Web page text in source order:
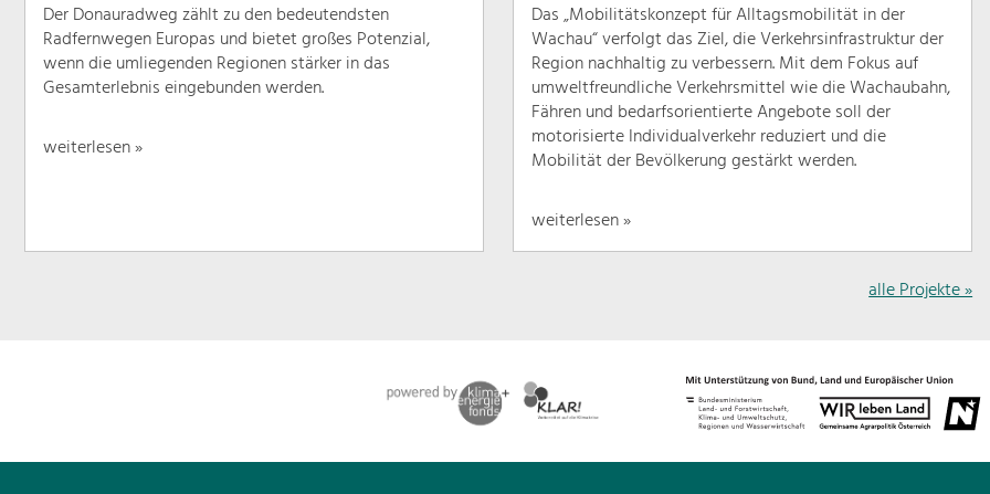
Der Donauradweg zählt zu den bedeutendsten
Radfernwegen Europas und bietet großes Potenzial,
wenn die umliegenden Regionen stärker in das
Gesamterlebnis eingebunden werden.
weiterlesen »
Das „Mobilitätskonzept für Alltagsmobilität in der
Wachau“ verfolgt das Ziel, die Verkehrsinfrastruktur der
Region nachhaltig zu verbessern. Mit dem Fokus auf
umweltfreundliche Verkehrsmittel wie die Wachaubahn,
Fähren und bedarfsorientierte Angebote soll der
motorisierte Individualverkehr reduziert und die
Mobilität der Bevölkerung gestärkt werden.
weiterlesen »
alle Projekte »